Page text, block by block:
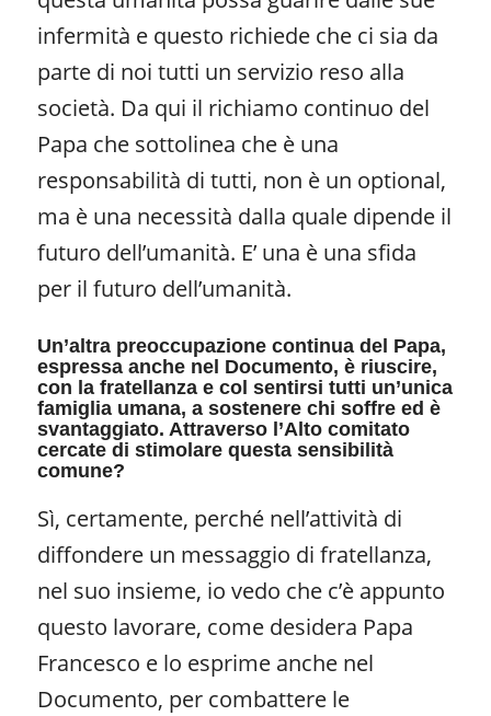
infermità e questo richiede che ci sia da
parte di noi tutti un servizio reso alla
società. Da qui il richiamo continuo del
Papa che sottolinea che è una
responsabilità di tutti, non è un optional,
ma è una necessità dalla quale dipende il
futuro dell’umanità. E’ una è una sfida
per il futuro dell’umanità.
Un’altra preoccupazione continua del Papa,
espressa anche nel Documento, è riuscire,
con la fratellanza e col sentirsi tutti un’unica
famiglia umana, a sostenere chi soffre ed è
svantaggiato. Attraverso l’Alto comitato
cercate di stimolare questa sensibilità
comune?
Sì, certamente, perché nell’attività di
diffondere un messaggio di fratellanza,
nel suo insieme, io vedo che c’è appunto
questo lavorare, come desidera Papa
Francesco e lo esprime anche nel
Documento, per combattere le